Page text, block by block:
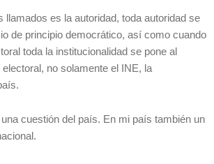
llamados es la autoridad, toda autoridad se
de principio democrático, así como cuando
toda la institucionalidad se pone al
no solamente el INE, la
cuestión del país. En mi país también un